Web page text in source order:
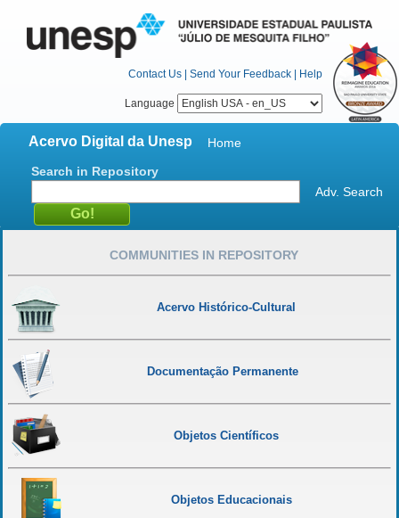
Contact Us | Send Your Feedback | Help
Language
Acervo Digital da Unesp
Home
Search in Repository
Adv. Search
COMMUNITIES IN REPOSITORY
Acervo Histórico-Cultural
Documentação Permanente
Objetos Científicos
Objetos Educacionais